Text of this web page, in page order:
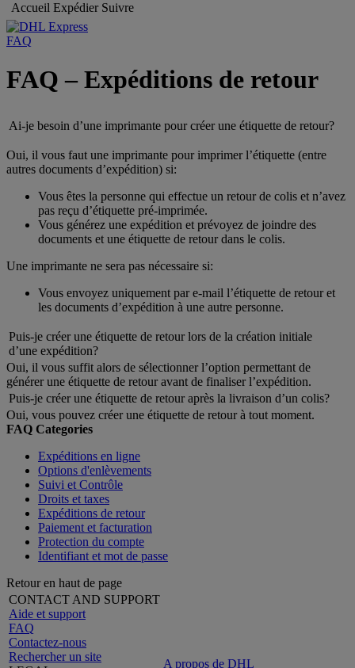
Accueil Expédier Suivre
FAQ
FAQ – Expéditions de retour
Ai-je besoin d’une imprimante pour créer une étiquette de retour?
Oui, il vous faut une imprimante pour imprimer l’étiquette (entre
autres documents d’expédition) si:
Vous êtes la personne qui effectue un retour de colis et n’avez
pas reçu d’étiquette pré-imprimée.
Vous générez une expédition et prévoyez de joindre des
documents et une étiquette de retour dans le colis.
Une imprimante ne sera pas nécessaire si:
Vous envoyez uniquement par e-mail l’étiquette de retour et
les documents d’expédition à une autre personne.
Puis-je créer une étiquette de retour lors de la création initiale
d’une expédition?
Oui, il vous suffit alors de sélectionner l’option permettant de
générer une étiquette de retour avant de finaliser l’expédition.
Puis-je créer une étiquette de retour après la livraison d’un colis?
Oui, vous pouvez créer une étiquette de retour à tout moment.
FAQ Categories
Expéditions en ligne
Options d'enlèvements
Suivi et Contrôle
Droits et taxes
Expéditions de retour
Paiement et facturation
Protection du compte
Identifiant et mot de passe
Retour en haut de page
CONTACT AND SUPPORT
Aide et support
FAQ
Contactez-nous
Rechercher un site
A propos de DHL